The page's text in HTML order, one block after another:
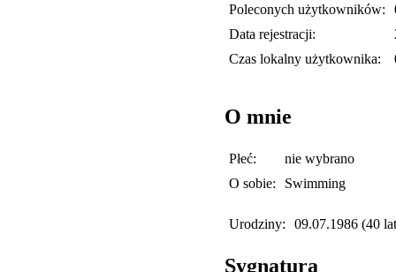
Poleconych użytkowników:
Data rejestracji:
Czas lokalny użytkownika:
O mnie
Płeć:
nie wybrano
O sobie:
Swimming
Urodziny: 09.07.1986 (40
Sygnatura